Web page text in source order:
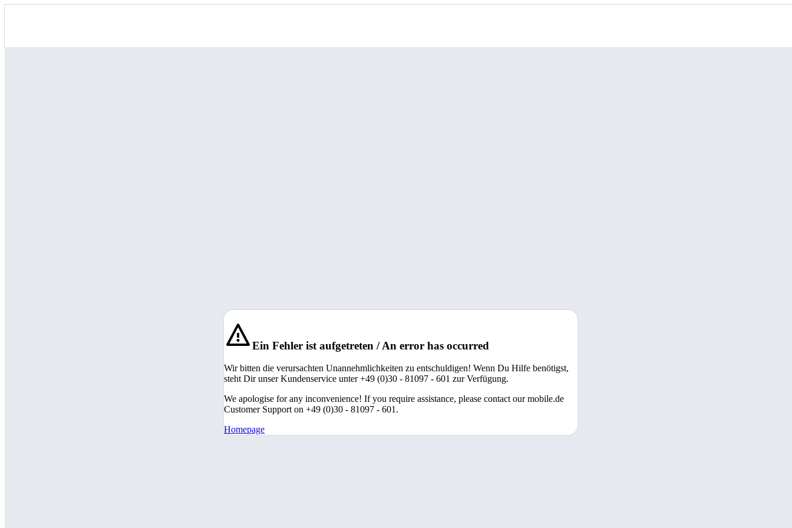
Ein Fehler ist aufgetreten / An error has occurred
Wir bitten die verursachten Unannehmlichkeiten zu entschuldigen! Wenn Du Hilfe benötigst,
steht Dir unser Kundenservice unter +49 (0)30 - 81097 - 601 zur Verfügung.
We apologise for any inconvenience! If you require assistance, please contact our mobile.de
Customer Support on +49 (0)30 - 81097 - 601.
Homepage